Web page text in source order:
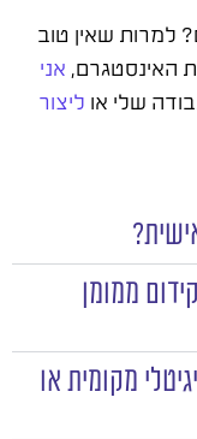
למרות שאין טוב
האינסטגרם,אני
שלי או ליצור
ממומן
מקומית או